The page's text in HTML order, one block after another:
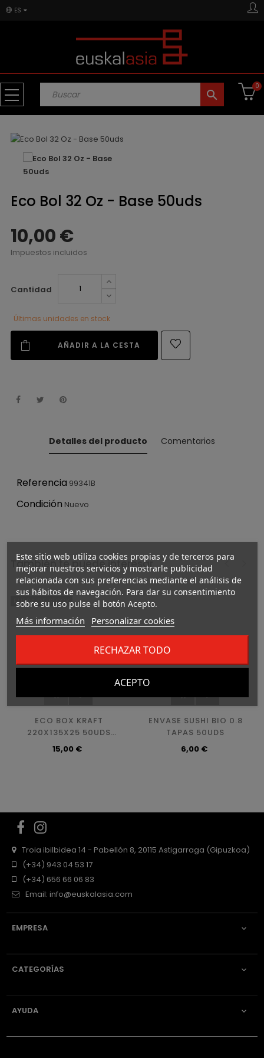
ES
search
0
Eco Bol 32 Oz - Base 50uds
10,00 €
Impuestos incluidos
Cantidad
Últimas unidades en stock
AÑADIR A LA CESTA
Detalles del producto Comentarios
Referencia 99341B
Condición Nuevo
También te puede interesar
FUERA DE STOCK
ECO BOX KRAFT
220X135X25 50UDS
(PR-09B)
Precio
15,00 €
ENVASE SUSHI BIO 0.8
TAPAS 50UDS
Precio
6,00 €
‹
Facebook
Troia ibilbidea 14 - Pabellón 8, 20115 Astigarraga (Gipuzkoa)
(+34) 943 04 53 17
(+34) 656 66 06 83
Email: info@euskalasia.com
EMPRESA 
CATEGORÍAS 
AYUDA 
Este sitio web utiliza cookies propias y de terceros para
mejorar nuestros servicios y mostrarle publicidad
relacionada con sus preferencias mediante el análisis de
sus hábitos de navegación. Para dar su consentimiento
sobre su uso pulse el botón Acepto.
Más información Personalizar cookies
RECHAZAR TODO
ACEPTO